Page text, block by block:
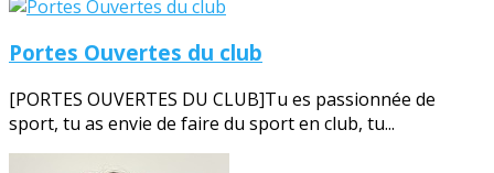
Portes Ouvertes du club
[PORTES OUVERTES DU CLUB]Tu es passionnée de
sport, tu as envie de faire du sport en club, tu...